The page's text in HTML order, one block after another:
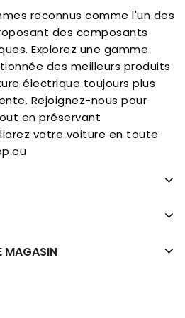
reconnus comme l'un des
des composants
Explorez une gamme
des meilleurs produits
électrique toujours plus
Rejoignez-nous pour
en préservant
votre voiture en toute
MAGASIN